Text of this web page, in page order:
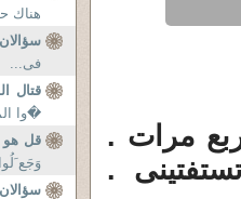
مرات .
.
هناك
سؤالان
فى...
قتال
�وا
قل هو
وَجَع
سؤالان